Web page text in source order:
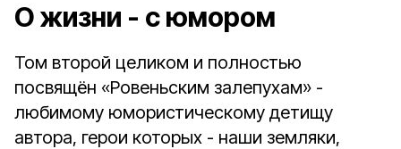
О жизни - с юмором
Том второй целиком и полностью
посвящён «Ровеньским залепухам» -
любимому юмористическому детищу
автора, герои которых - наши земляки,